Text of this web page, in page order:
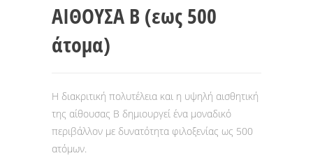
ΑΙΘΟΥΣΑ Β (εως 500
άτομα)
Η διακριτική πολυτέλεια και η υψηλή αισθητική
της αίθουσας Β δημιουργεί ένα μοναδικό
περιβάλλον με δυνατότητα φιλοξενίας ως 500
ατόμων.